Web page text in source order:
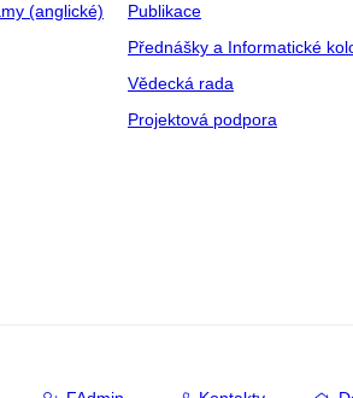
(anglické)
Publikace
Přednášky a Informatické
Vědecká rada
Projektová podpora